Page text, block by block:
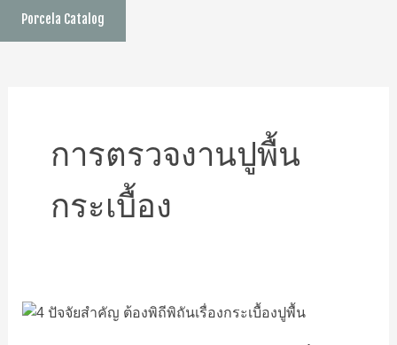
Porcela Catalog
การตรวจงานปูพื้น
กระเบื้อง
4